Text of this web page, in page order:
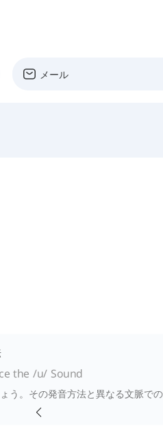
the /u/ Sound
う。その発音方法と異なる文脈で